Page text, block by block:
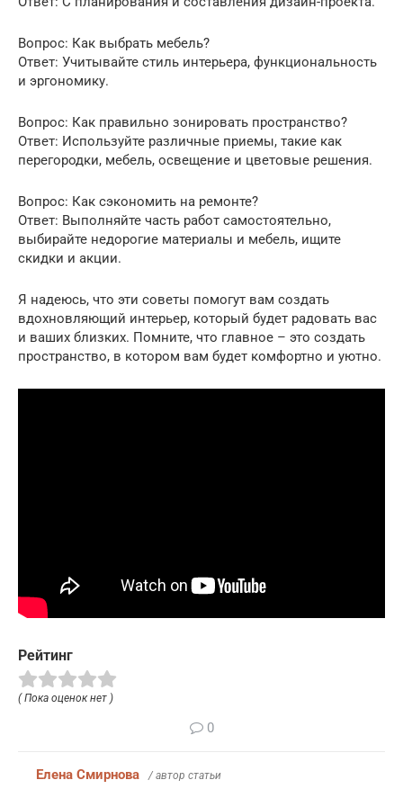
Вопрос: Как выбрать мебель?
Ответ: Учитывайте стиль интерьера, функциональность
и эргономику.
Вопрос: Как правильно зонировать пространство?
Ответ: Используйте различные приемы, такие как
перегородки, мебель, освещение и цветовые решения.
Вопрос: Как сэкономить на ремонте?
Ответ: Выполняйте часть работ самостоятельно,
выбирайте недорогие материалы и мебель, ищите
скидки и акции.
Я надеюсь, что эти советы помогут вам создать
вдохновляющий интерьер, который будет радовать вас
и ваших близких. Помните, что главное – это создать
пространство, в котором вам будет комфортно и уютно.
Рейтинг
( Пока оценок нет )
0
Елена Смирнова / автор статьи